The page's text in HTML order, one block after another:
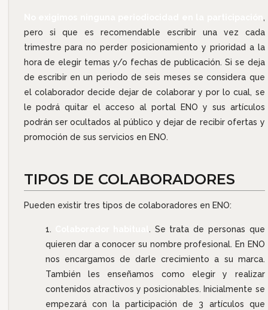
,
pero si que es recomendable escribir una vez cada
trimestre para no perder posicionamiento y prioridad a la
hora de elegir temas y/o fechas de publicación. Si se deja
de escribir en un periodo de seis meses se considera que
el colaborador decide dejar de colaborar y por lo cual, se
le podrá quitar el acceso al portal ENO y sus artículos
podrán ser ocultados al público y dejar de recibir ofertas y
promoción de sus servicios en ENO.
TIPOS DE COLABORADORES
Pueden existir tres tipos de colaboradores en ENO:
. Se trata de personas que
quieren dar a conocer su nombre profesional. En ENO
nos encargamos de darle crecimiento a su marca.
También les enseñamos como elegir y realizar
contenidos atractivos y posicionables. Inicialmente se
empezará con la participación de 3 artículos que